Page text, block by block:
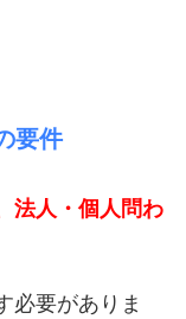
要件
法人・個人問わ
必要がありま